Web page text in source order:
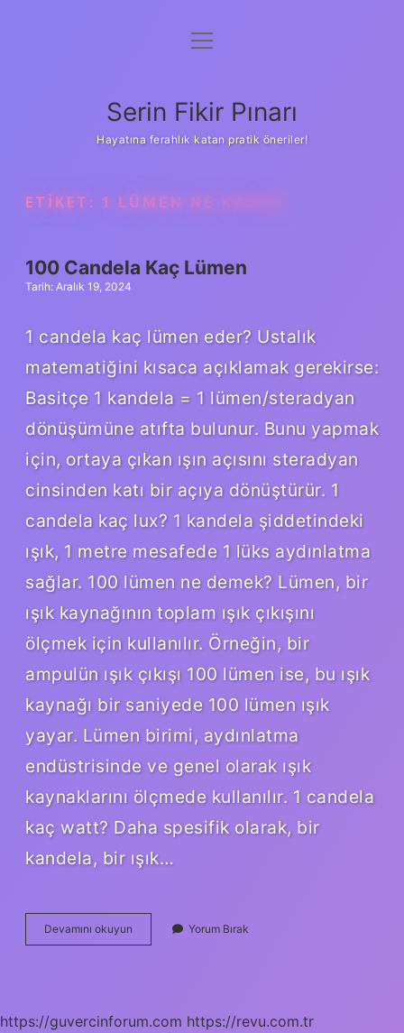
Gizlilik Politikası
Yasal Uyarı
menüyü
Serin Fikir Pınarı
Hayatına ferahlık katan pratik öneriler!
ETIKET: 1 LÜMEN NE KADAR
100 Candela Kaç Lümen
Tarih: Aralık 19, 2024
1 candela kaç lümen eder? Ustalık
matematiğini kısaca açıklamak gerekirse:
Basitçe 1 kandela = 1 lümen/steradyan
dönüşümüne atıfta bulunur. Bunu yapmak
için, ortaya çıkan ışın açısını steradyan
cinsinden katı bir açıya dönüştürür. 1
candela kaç lux? 1 kandela şiddetindeki
ışık, 1 metre mesafede 1 lüks aydınlatma
sağlar. 100 lümen ne demek? Lümen, bir
ışık kaynağının toplam ışık çıkışını
ölçmek için kullanılır. Örneğin, bir
ampulün ışık çıkışı 100 lümen ise, bu ışık
kaynağı bir saniyede 100 lümen ışık
yayar. Lümen birimi, aydınlatma
endüstrisinde ve genel olarak ışık
kaynaklarını ölçmede kullanılır. 1 candela
kaç watt? Daha spesifik olarak, bir
kandela, bir ışık…
Devamını okuyun
Candela
Yorum Bırak
https://guvercinforum.com https://revu.com.tr